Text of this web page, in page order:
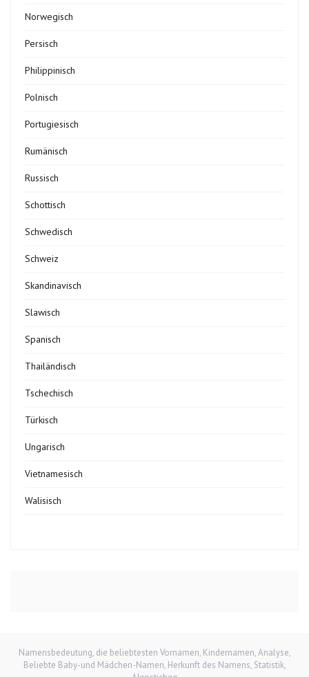
Norwegisch
Persisch
Philippinisch
Polnisch
Portugiesisch
Rumänisch
Russisch
Schottisch
Schwedisch
Schweiz
Skandinavisch
Slawisch
Spanisch
Thailändisch
Tschechisch
Türkisch
Ungarisch
Vietnamesisch
Walisisch
Namensbedeutung, die beliebtesten Vornamen, Kindernamen, Analyse,
Beliebte Baby-und Mädchen-Namen, Herkunft des Namens, Statistik,